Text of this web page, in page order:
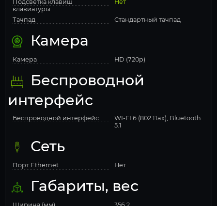
Подсветка клавиш
клавиатуры
Нет
Тачпад Стандартный тачпад
Камера
Камера HD (720p)
Беспроводной
интерфейс
Беспроводной интерфейс
WI-FI 6 (802.11ax), Bluetooth
5.1
Сеть
Порт Ethernet Нет
Габариты, вес